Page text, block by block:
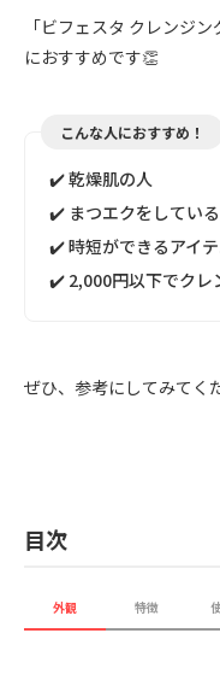
「ビフェスタ クレンジ
におすすめです👏
こんな人におすすめ！
✔️ 乾燥肌の人
✔️ まつエクをしてい
✔️ 時短ができるアイ
✔️ 2,000円以下でクレ
ぜひ、参考にしてみてく
目次
外観 特徴